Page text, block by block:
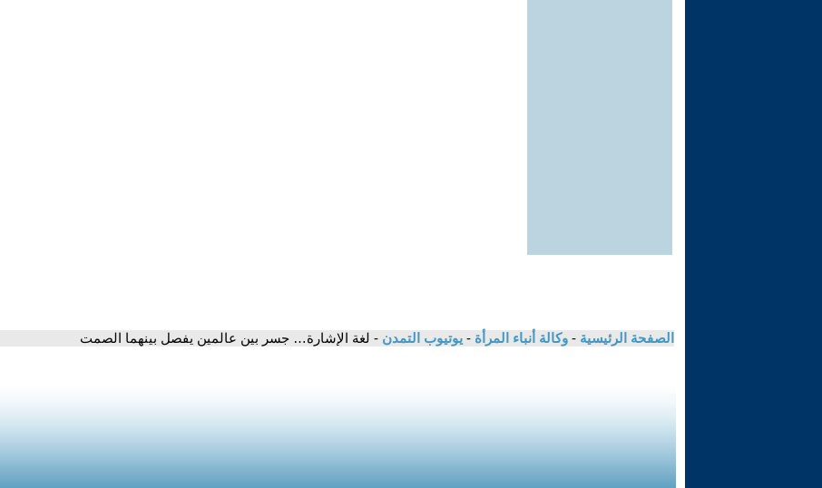
الصفحة الرئيسية - وكالة أنباء المرأة - يوتيوب التمدن - لغة الإشارة… جسر بين عالمين يفصل بينهما الصمت